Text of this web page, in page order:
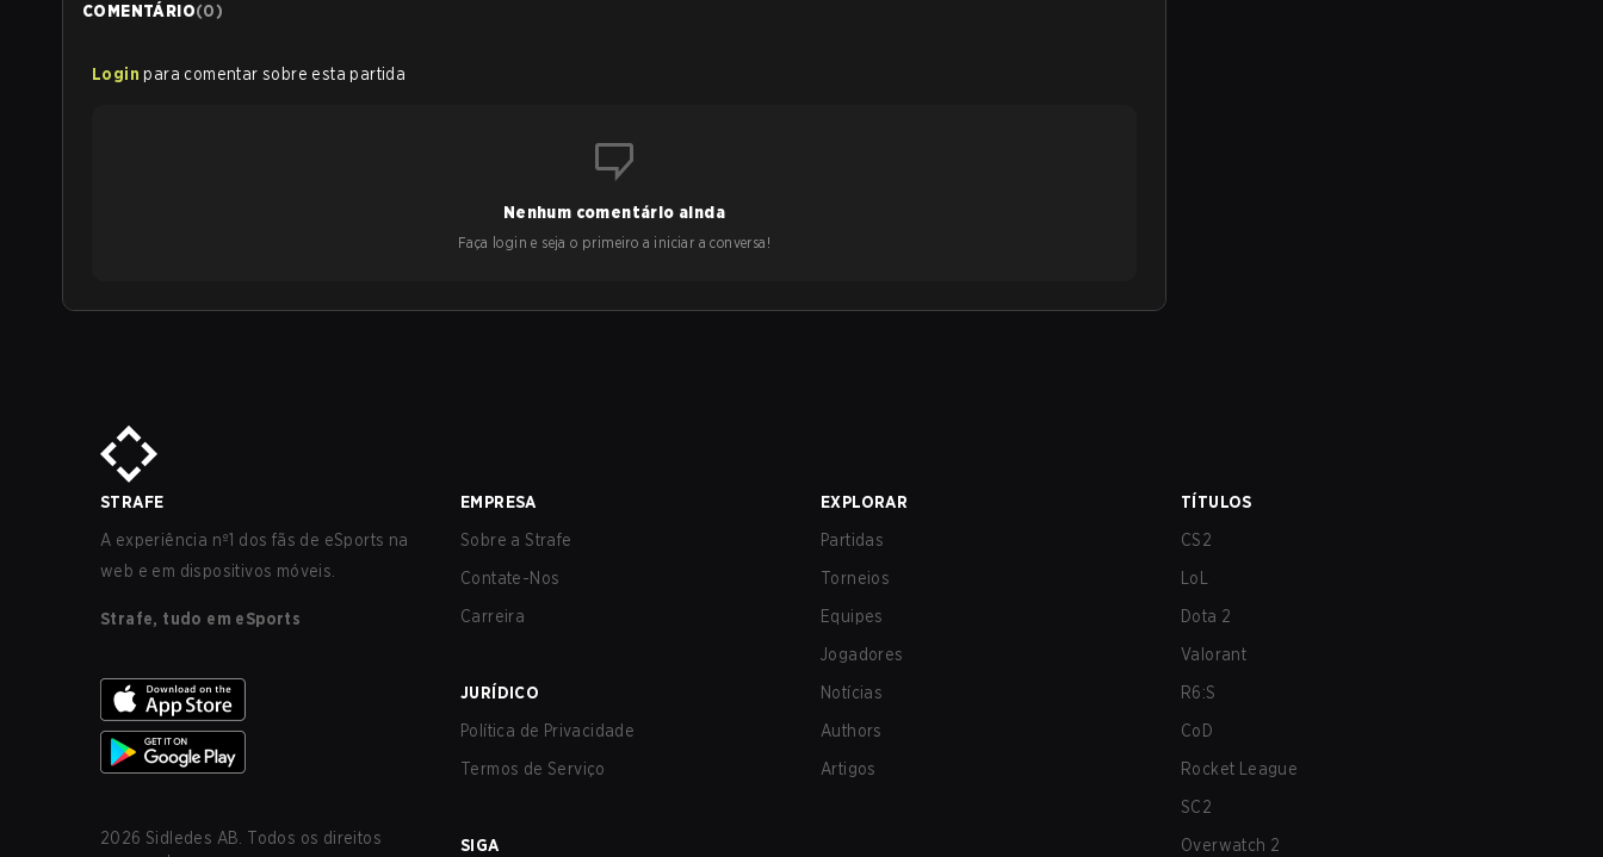
COMENTÁRIO(0)
Login para comentar sobre esta partida
Nenhum comentário ainda
Faça login e seja o primeiro a iniciar a conversa!
STRAFE
A experiência nº1 dos fãs de eSports na
web e em dispositivos móveis.
Strafe, tudo em eSports
2026 Sidledes AB. Todos os direitos
EMPRESA
Sobre a Strafe
Contate-Nos
Carreira
JURÍDICO
Política de Privacidade
Termos de Serviço
SIGA
EXPLORAR
Partidas
Torneios
Equipes
Jogadores
Notícias
Authors
Artigos
TÍTULOS
CS2
LoL
Dota 2
Valorant
R6:S
CoD
Rocket League
SC2
Overwatch 2